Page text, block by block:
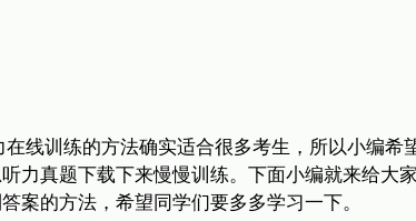
在线训练的方法确实适合很多考生，所以小编希
力真题下载下来慢慢训练。下面小编就来给大
案的方法，希望同学们要多多学习一下。